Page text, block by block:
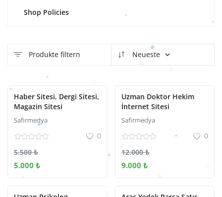
Shop Policies
Produkte filtern Neueste
Haber Sitesi, Dergi Sitesi,
Magazin Sitesi
Safirmedya
0
5.500 ₺
5.000 ₺
Uzman Doktor Hekim
İnternet Sitesi
Safirmedya
0
12.000 ₺
9.000 ₺